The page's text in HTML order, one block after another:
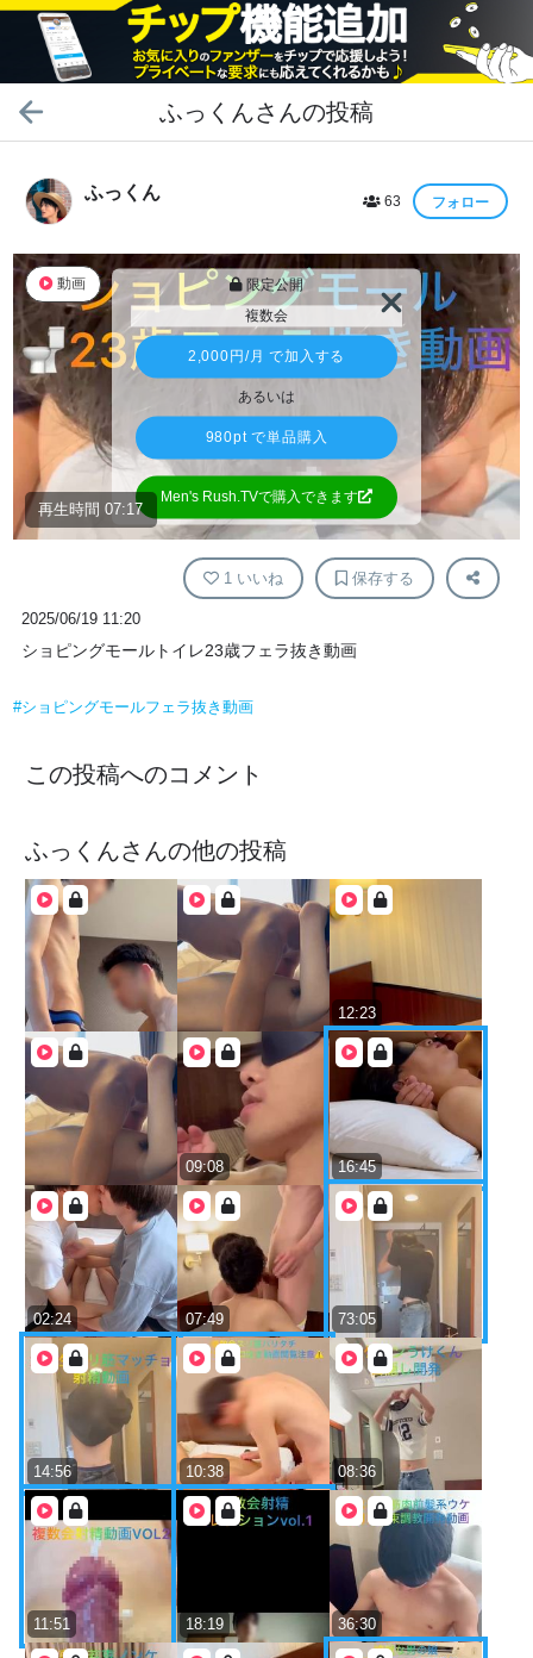
ふっくんさんの投稿
ふっくん 63 フォロー
動画
限定公開
複数会
2,000円 /月 で加入する
あるいは
980ptで単品購入
Men's Rush.TVで購入できます
再生時間 07:17
1 いいね 保存する
2025/06/19 11:20
ショピングモールトイレ23歳フェラ抜き動画
#ショピングモールフェラ抜き動画
この投稿へのコメント
ふっくんさんの他の投稿
12:23
09:08 16:45
02:24 07:49 73:05
14:56 10:38 08:36
11:51 18:19 36:30